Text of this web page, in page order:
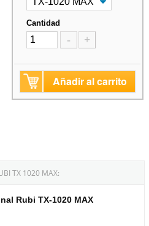
Cantidad
- +
Añadir al carrito
TX 1020 MAX:
Rubi TX-1020 MAX